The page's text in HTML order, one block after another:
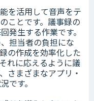
を活用して音声をテ
ことです。議事録の
発生する作業です。
担当者の負担にな
の作成を効率化した
れに応えるように議
さまざまなアプリ・
です。